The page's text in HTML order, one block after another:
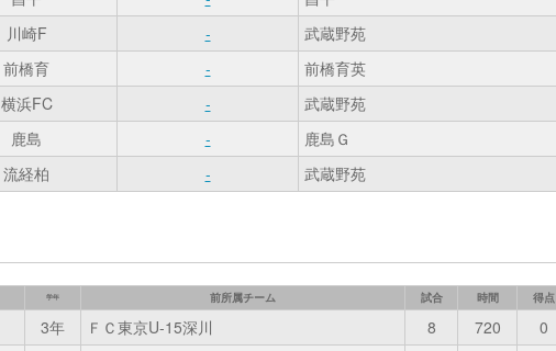
川崎F -
武蔵野苑
前橋育 -
前橋育英
横浜FC -
武蔵野苑
鹿島 -
鹿島Ｇ
流経柏 - 武蔵野苑
学年 前所属チーム 試合 時間 得点
3年 ＦＣ東京U-15深川 8 720
0